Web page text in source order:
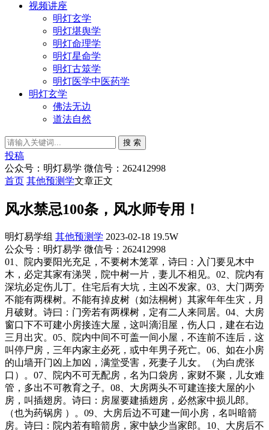
视频讲座
明灯玄学
明灯堪舆学
明灯命理学
明灯星命学
明灯古筮学
明灯医学中医药学
明灯玄学
佛法无边
道法自然
搜 索
投稿
公众号：明灯易学 微信号：262412998
首页 其他预测学文章正文
风水禁忌100条，风水师专用！
明灯易学组 其他预测学 2023-02-18 19.5W
公众号：明灯易学 微信号：262412998
01、院内要阳光充足，不要树木笼罩，诗曰：入门要见木中
木，必定其家有涕哭，院中树一片，妻儿不相见。02、院内有
深坑必定伤儿丁。住宅后有大坑，主凶不发家。03、大门两旁
不能有两棵树。不能有掉皮树（如法桐树）其家年年生灾，月
月破财。诗曰：门旁若有两棵树，定有二人来同居。04、大房
窗口下不可建小房接连大屋，这叫滴泪屋，伤人口，建在右边
三月出灾。05、院内中间不可盖一间小屋，不连前不连后，这
叫停尸房，三年内家主必死，或中年男子死亡。06、如在小房
的山墙开门凶上加凶，满堂受害，死妻子儿女。（为白虎张
口）。07、院内不可无配房，名为口袋房，家财不聚，儿女难
管，多出不可教育之子。08、大房两头不可建连接大屋的小
房，叫插翅房。诗曰：房屋要建插翅房，必然家中损儿郎。
（也为药锅房 ）。09、大房后边不可建一间小房，名叫暗箭
房。诗曰：院内若有暗箭房，家中缺少当家郎。10、大房后不